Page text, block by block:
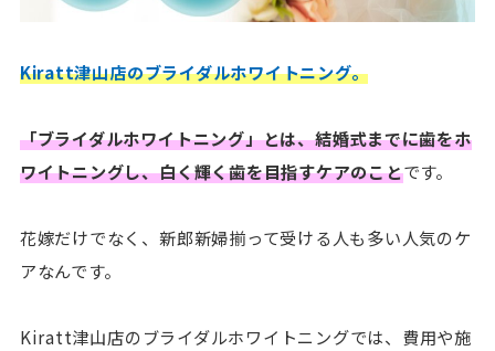
Kiratt津山店のブライダルホワイトニング。
「ブライダルホワイトニング」とは、結婚式までに歯をホ
ワイトニングし、白く輝く歯を目指すケアのことです。
花嫁だけでなく、新郎新婦揃って受ける人も多い人気のケ
アなんです。
Kiratt津山店のブライダルホワイトニングでは、費用や施